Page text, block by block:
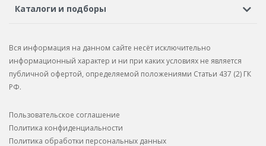
Автосервисы
Бонусная программа
Рекламации по услугам
Каталоги и подборы
Подбор запчастей
Каталог запчастей
Вся информация на данном сайте несёт исключительно
информационный характер и ни при каких условиях не является
публичной офертой, определяемой положениями Статьи 437 (2) ГК
РФ.
Пользовательское соглашение
Политика конфиденциальности
Политика обработки персональных данных